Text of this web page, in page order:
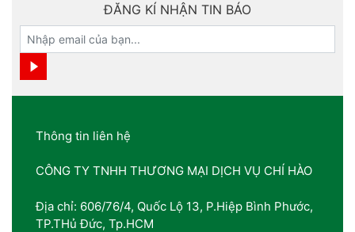
ĐĂNG KÍ NHẬN TIN BÁO
Thông tin liên hệ
CÔNG TY TNHH THƯƠNG MẠI DỊCH VỤ CHÍ HÀO
Địa chỉ: 606/76/4, Quốc Lộ 13, P.Hiệp Bình Phước,
TP.THủ Đức, Tp.HCM